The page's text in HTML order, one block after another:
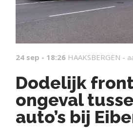
24 sep - 18:26 HAAKSBERGEN -
Dodelijk
ongeval
auto’s bij